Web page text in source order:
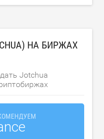
НА БИРЖАХ
Jotchua